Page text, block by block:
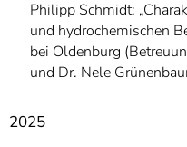
Philipp Schmidt:
und hydrochemischen
bei Oldenburg
und Dr. Nele
2025